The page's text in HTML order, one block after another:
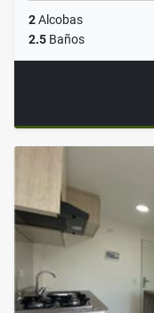
2Alcobas
2.5 Baños